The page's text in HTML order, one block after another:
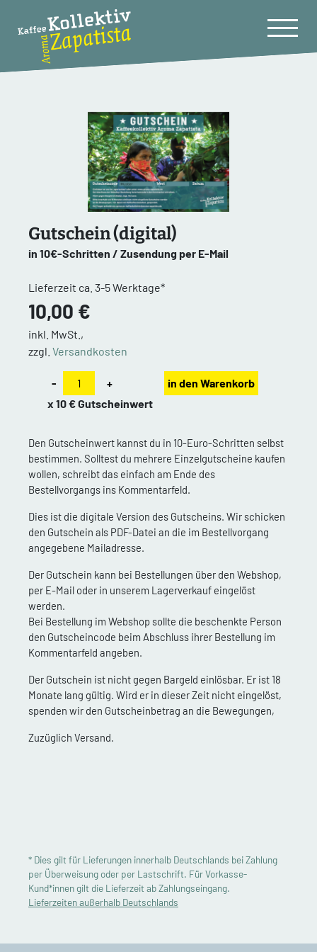
Gutschein (digital)
in 10€-Schritten / Zusendung per E-Mail
Lieferzeit ca. 3-5 Werktage*
10,00 €
inkl. MwSt.,
zzgl. Versandkosten
-
+
x 10 € Gutscheinwert
in den Warenkorb
Den Gutscheinwert kannst du in 10-Euro-Schritten selbst
bestimmen. Solltest du mehrere Einzelgutscheine kaufen
wollen, schreibt das einfach am Ende des
Bestellvorgangs ins Kommentarfeld.
Dies ist die digitale Version des Gutscheins. Wir schicken
den Gutschein als PDF-Datei an die im Bestellvorgang
angegebene Mailadresse.
Der Gutschein kann bei Bestellungen über den Webshop,
per E-Mail oder in unserem Lagerverkauf eingelöst
werden.
Bei Bestellung im Webshop sollte die beschenkte Person
den Gutscheincode beim Abschluss ihrer Bestellung im
Kommentarfeld angeben.
Der Gutschein ist nicht gegen Bargeld einlösbar. Er ist 18
Monate lang gültig. Wird er in dieser Zeit nicht eingelöst,
spenden wir den Gutscheinbetrag an die Bewegungen,
Zuzüglich Versand.
* Dies gilt für Lieferungen innerhalb Deutschlands bei Zahlung
per Überweisung oder per Lastschrift. Für Vorkasse-
Kund*innen gilt die Lieferzeit ab Zahlungseingang.
Lieferzeiten außerhalb Deutschlands